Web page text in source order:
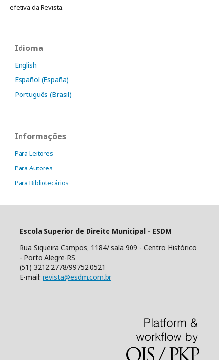
efetiva da Revista.
Idioma
English
Español (España)
Português (Brasil)
Informações
Para Leitores
Para Autores
Para Bibliotecários
Escola Superior de Direito Municipal - ESDM
Rua Siqueira Campos, 1184/ sala 909 - Centro Histórico
- Porto Alegre-RS
(51) 3212.2778/99752.0521
E-mail: revista@esdm.com.br